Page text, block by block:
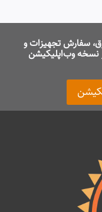
سفارش تجهیزات و
وب‌اپلیکیشن